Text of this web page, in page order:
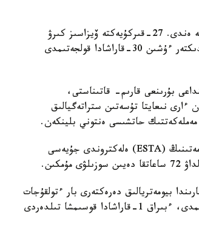
ۆيزاسىز كىرۋ باعدارلاماسى شامالانعان ۋاقىتتان ءسال ەرتەرەك كۇشىنە ەندى. 27-قىركۇيەكتە ۆيزاسىز كىرۋ
باعدارلاماسى جاريالانعان كەزدە ا ق ش بيلىگى بۇل باعدارلاما يزرايلدىكتەر ءۇشىن 30-قاراشادا قولجەتىمدى
بۇرىنعى قارىم- قاتىناستى،
ءارى نىعايتا تۇسەتىن ستراتەگيالىق
حاتشىسى ەنتوني بلينكەن.
باعدارلاماعا قاتىسۋعا نيەت بىلدىرگەندەر ا ق ش كەدەن-شەكارا قىزمەتىنىڭ (ESTA) ەلەكتروندى جۇيەسى
بيومەتريالىق دەرەكتەرى بار ءتولقۇجات
بولۋى كەرەك. قوسىمشا قازىرگى كەزدە تەك اعىلشىن تىلىندە قولجەتىمدى، ءبىراق 1-قاراشادا قوسىمشا تىلدەردى